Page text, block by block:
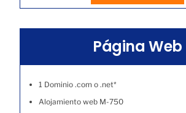
Página Web
1 Dominio .com o .net*
Alojamiento web M-750